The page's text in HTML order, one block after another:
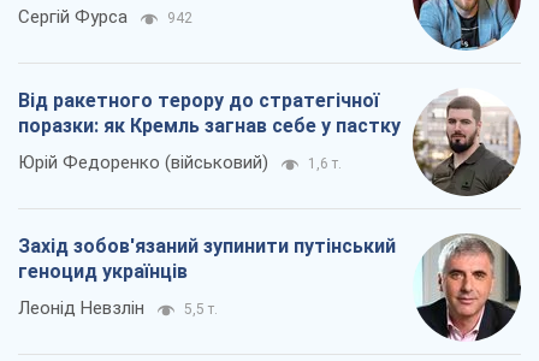
Сергій Фурса 942
Від ракетного терору до стратегічної
поразки: як Кремль загнав себе у пастку
Юрій Федоренко (військовий) 1,6 т.
Захід зобов'язаний зупинити путінський
геноцид українців
Леонід Невзлін 5,5 т.